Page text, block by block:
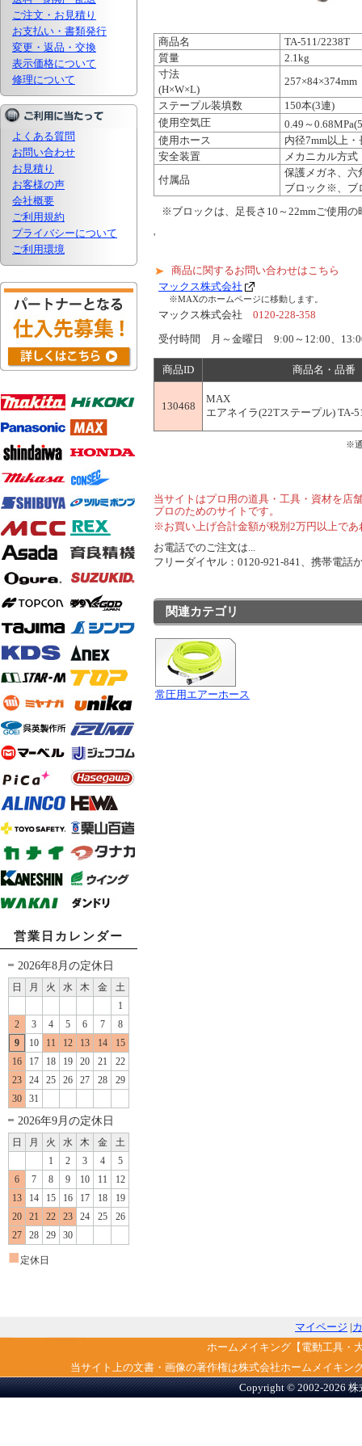
ご注文・お見積り
お支払い・書類発行
変更・返品・交換
表示価格について
修理について
よくある質問
お問い合わせ
お見積り
お客様の声
会社概要
ご利用規約
プライバシーについて
ご利用環境
営業日カレンダー
2026年8月の定休日
日 月 火 水 木 金
土
1
2
3 4 5 6 7
8
9
10 11 12 13 14
15
16
17 18 19 20 21
22
23
24 25 26 27 28
29
30
31
2026年9月の定休日
日 月 火 水 木 金
土
1
2 3 4
5
6
7 8 9 10 11
12
13
14 15 16 17 18
19
20
21 22 23 24 25
26
27
28 29 30
■ 定休日
商品名
TA-511/2238T
質量
2.1kg
寸法
(H×W×L)
257×84×374mm
ステープル装填数
150本(3連)
使用空気圧
0.49～
使用ホース
内径7mm以上
安全装置
メカニカル方式
付属品
保護メガネ、六
ブロック※、ブ
※ブロックは、足長さ10～22mmご使用の
'
商品に関するお問い合わせはこちら
マックス株式会社
※MAXのホームページに移動します。
マックス株式会社 0120-228-358
受付時間 月～金曜日 9:00～12:00、
商品ID 商品名・品番
130468
MAX
エアネイラ(22Tステープル) TA-
※
当サイトはプロ用の道具・工具・資材を店
プロのためのサイトです。
※お買い上げ合計金額が税別2万円以上で
お電話でのご注文は...
フリーダイヤル：0120-921-841、携帯電
関連カテゴリ
常圧用エアーホース
マイページ |
ホームメイキング【電動工具・
当サイト上の文書・画像の著作権は株式会社ホームメイキ
Copyright © 2002-2026